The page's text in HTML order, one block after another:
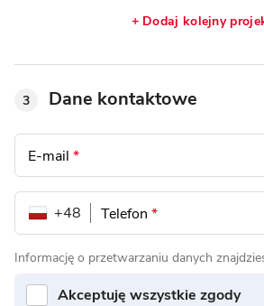
+ Dodaj kolejny
3 Dane kontaktowe
E-mail *
Telefon *
+48
Informację o przetwarzaniu danych
Akceptuję wszystkie zgody